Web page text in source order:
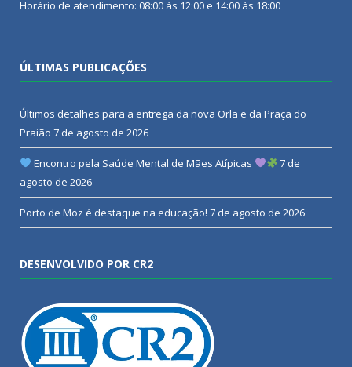
Horário de atendimento: 08:00 às 12:00 e 14:00 às 18:00
ÚLTIMAS PUBLICAÇÕES
Últimos detalhes para a entrega da nova Orla e da Praça do
Praião 7 de agosto de 2026
Encontro pela Saúde Mental de Mães Atípicas
7 de
agosto de 2026
Porto de Moz é destaque na educação! 7 de agosto de 2026
DESENVOLVIDO POR CR2